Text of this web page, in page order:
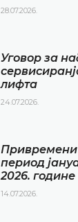
28.07.2026.
Уговор за
лифта
24.07.2026.
период
2026. године
14.07.2026.